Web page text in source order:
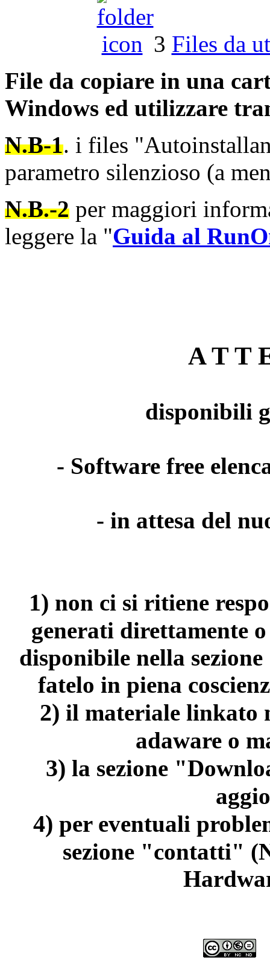
3 Files da
File da copiare in una
Windows ed utilizzare
N.B-1. i files "
parametro silenzioso (a
N.B.-2 per maggiori
leggere la "Guida al
A T T
disponibili
- Software free
- in attesa del
1) non ci si ritiene
generati direttamente
disponibile nella
fatelo in piena
2) il materiale linkato
adaware o
3) la sezione
4) per eventuali
sezione "contatti"